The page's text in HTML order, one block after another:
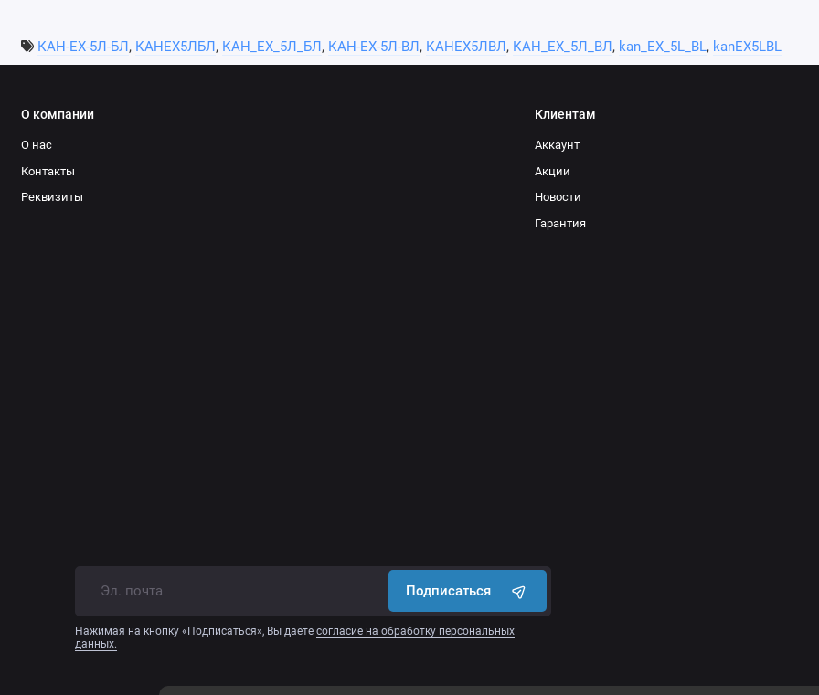
КАН-ЕХ-5Л-БЛ, КАНЕХ5ЛБЛ, КАН_ЕХ_5Л_БЛ, КАН-ЕХ-5Л-ВЛ, КАНЕХ5ЛВЛ, КАН_ЕХ_5Л_ВЛ, kan_EX_5L_BL, kanEX5LBL
О компании
О нас
Контакты
Реквизиты
Клиентам
Аккаунт
Акции
Новости
Гарантия
Подписаться
Нажимая на кнопку «Подписаться», Вы даете согласие на обработку персональных
данных.